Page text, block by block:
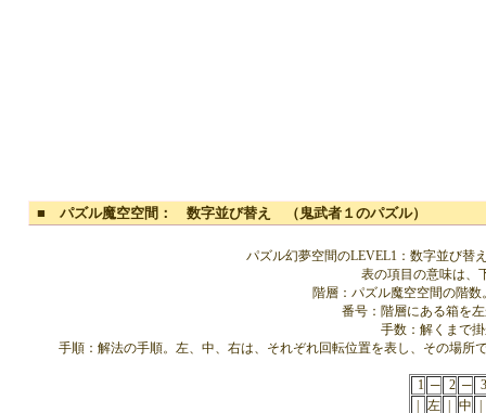
■ パズル魔空空間： 数字並び替え （鬼武者１のパズル）
パズル幻夢空間のLEVEL1：数字並び替
表の項目の意味は、
階層：パズル魔空空間の階
番号：階層にある箱を
手数：解くまで
手順：解法の手順。左、中、右は、それぞれ回転位置を表し、その場
1 ─ 2 ─
3
左 中